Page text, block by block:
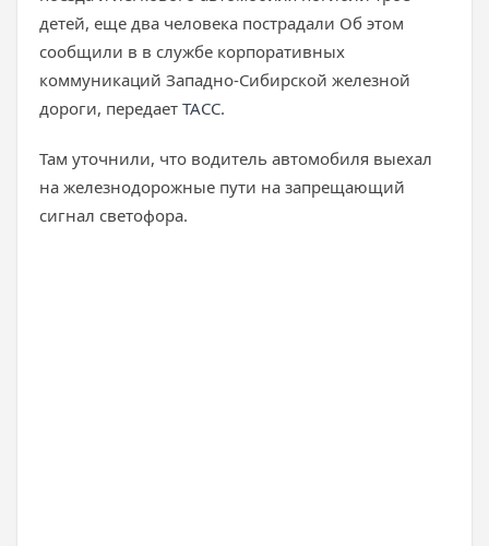
детей, еще два человека пострадали Об этом
сообщили в в службе корпоративных
коммуникаций Западно-Сибирской железной
дороги, передает ТАСС.
Там уточнили, что водитель автомобиля выехал
на железнодорожные пути на запрещающий
сигнал светофора.